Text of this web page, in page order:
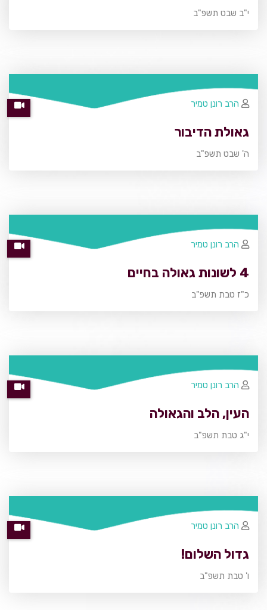
י"ב שבט תשפ"ב
גאולת הדיבור
ה' שבט תשפ"ב
הרב רונן טמיר
4 לשונות גאולה בחיים
כ"ז טבת תשפ"ב
הרב רונן טמיר
העין, הלב והגאולה
י"ג טבת תשפ"ב
הרב רונן טמיר
גדול השלום!
ו' טבת תשפ"ב
הרב רונן טמיר